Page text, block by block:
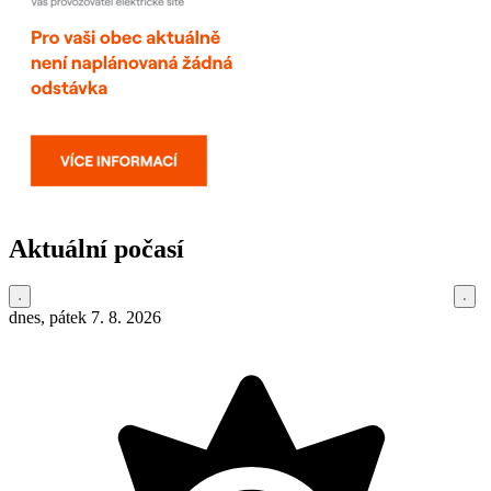
Aktuální počasí
dnes, pátek 7. 8. 2026